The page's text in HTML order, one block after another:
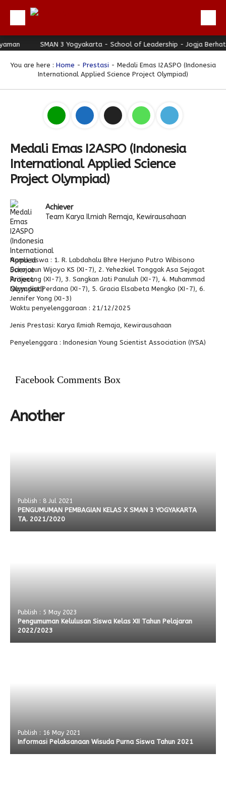
Beranda
Profil
Download
Hubungi Kami
Link Referensi
PPDB
Alumni
SMAN 3 Yogyakarta - School of Leadership - Jogja Berhati
You are here : Home - Prestasi - Medali Emas I2ASPO (Indonesia
International Applied Science Project Olympiad)
Medali Emas I2ASPO (Indonesia
International Applied Science
Project Olympiad)
Achiever
Team Karya Ilmiah Remaja, Kewirausahaan
Nama siswa : 1. R. Labdahalu Bhre Herjuno Putro Wibisono
Darojatun Wijoyo KS (XI-7), 2. Yehezkiel Tonggak Asa Sejagat
Aritonang (XI-7), 3. Sangkan Jati Panuluh (XI-7), 4. Muhammad
Nuryudist Perdana (XI-7), 5. Gracia Elsabeta Mengko (XI-7), 6.
Jennifer Yong (XI-3)
Waktu penyelenggaraan : 21/12/2025
Jenis Prestasi: Karya Ilmiah Remaja, Kewirausahaan
Penyelenggara : Indonesian Young Scientist Association (IYSA)
Facebook Comments Box
Another
Publish : 8 Jul 2021
PENGUMUMAN PEMBAGIAN KELAS X SMAN 3 YOGYAKARTA
TA. 2021/2020
Publish : 5 May 2023
Pengumuman Kelulusan Siswa Kelas XII Tahun Pelajaran
2022/2023
Publish : 16 May 2021
Informasi Pelaksanaan Wisuda Purna Siswa Tahun 2021